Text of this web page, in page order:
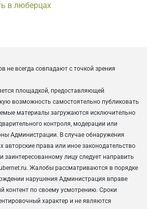
в люберцах
не всегда совпадают с точкой зрения
площадкой, предоставляющей
возможность самостоятельно публиковать
материалы загружаются исключительно
контроля, модерации или
Администрации. В случае обнаружения
права или иное законодательство
заинтересованному лицу следует направить
Жалобы рассматриваются в порядке
нарушения Администрация вправе
контент по своему усмотрению. Сроки
характер и не являются